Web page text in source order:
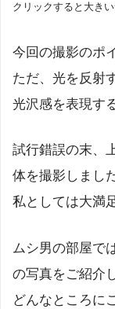
クリックすると大き
今回の撮影のポ
ただ、光を反射
光沢感を表現す
試行錯誤の末、
体を撮影しました
私としては大満
ムシ男の部屋で
の写真をご紹介
どんなところに